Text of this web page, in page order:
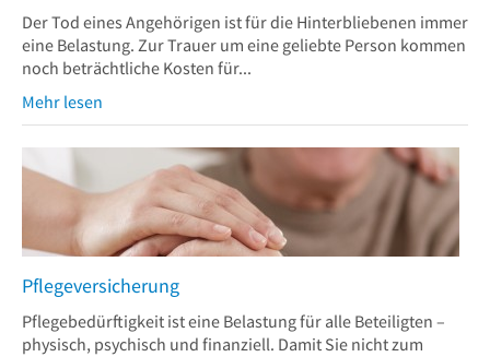
Der Tod eines Angehörigen ist für die Hinterbliebenen immer
eine Belastung. Zur Trauer um eine geliebte Person kommen
noch beträchtliche Kosten für...
Mehr lesen
Pflegeversicherung
Pflegebedürftigkeit ist eine Belastung für alle Beteiligten –
physisch, psychisch und finanziell. Damit Sie nicht zum